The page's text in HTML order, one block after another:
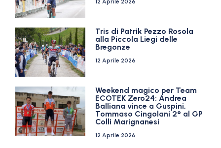
12 Aprile 2026
Tris di Patrik Pezzo Rosola
alla Piccola Liegi delle
Bregonze
12 Aprile 2026
Weekend magico per Team
ECOTEK Zero24: Andrea
Balliana vince a Guspini,
Tommaso Cingolani 2° al GP
Colli Marignanesi
12 Aprile 2026